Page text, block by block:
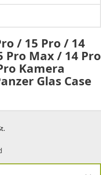
/ 15 Pro / 14
Pro Max / 14 Pro
Kamera
Glas Case